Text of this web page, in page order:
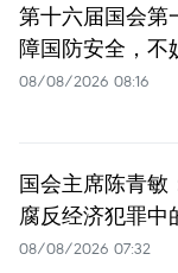
第十六届国会第
障国防安全，不
08/08/2026 08:16
国会主席陈青敏
腐反经济犯罪中
08/08/2026 07:32